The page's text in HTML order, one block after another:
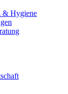
& Hygiene